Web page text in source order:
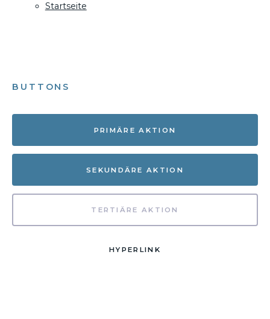
Startseite
BUTTONS
PRIMÄRE AKTION
SEKUNDÄRE AKTION
TERTIÄRE AKTION
HYPERLINK